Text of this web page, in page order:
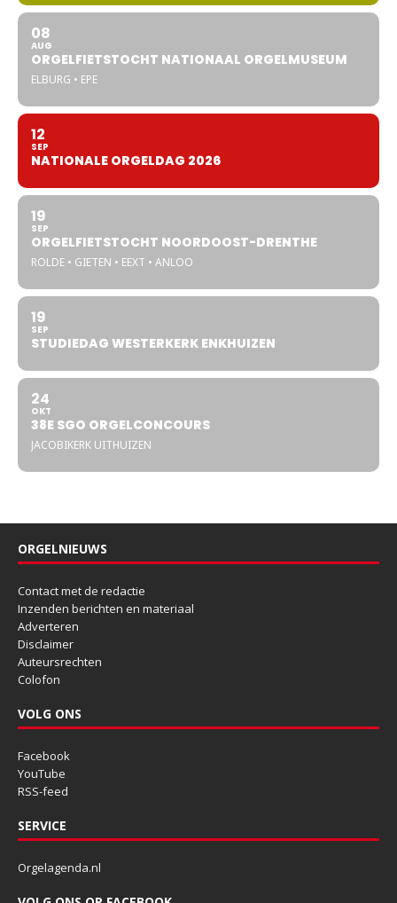
08
AUG
ORGELFIETSTOCHT NATIONAAL ORGELMUSEUM
ELBURG • EPE
12
SEP
NATIONALE ORGELDAG 2026
19
SEP
ORGELFIETSTOCHT NOORDOOST-DRENTHE
ROLDE • GIETEN • EEXT • ANLOO
19
SEP
STUDIEDAG WESTERKERK ENKHUIZEN
24
OKT
38E SGO ORGELCONCOURS
JACOBIKERK UITHUIZEN
ORGELNIEUWS
Contact met de redactie
Inzenden berichten en materiaal
Adverteren
Disclaimer
Auteursrechten
Colofon
VOLG ONS
Facebook
YouTube
RSS-feed
SERVICE
Orgelagenda.nl